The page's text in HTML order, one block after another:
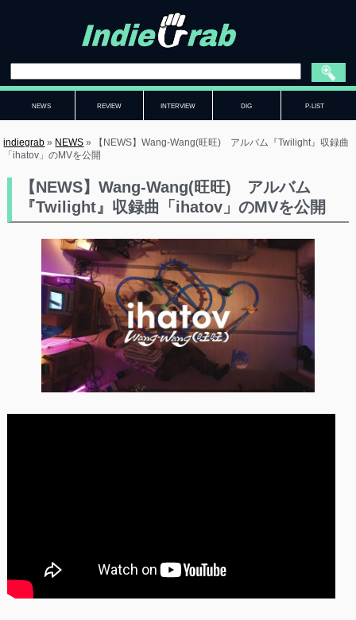
NEWS REVIEW INTERVIEW DIG P-LIST
indiegrab » NEWS »
【NEWS】Wang-Wang(旺旺) アルバム『Twilight』収録曲
「ihatov」のMVを公開
【NEWS】Wang-Wang(旺旺) アルバム
『Twilight』収録曲「ihatov」のMVを公開